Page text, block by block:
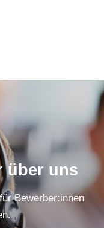
über uns
Bewerber:innen